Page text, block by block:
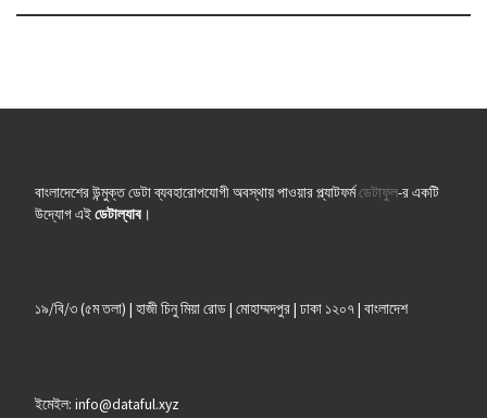
বাংলাদেশের উন্মুক্ত ডেটা ব্যবহারোপযোগী অবস্থায় পাওয়ার প্ল্যাটফর্মডেটাফুল-র একটি
উদ্যোগ এইডেটাল্যাব।
১৯/বি/৩ (৫ম তলা) | হাজী চিনু মিয়া রোড | মোহাম্মদপুর | ঢাকা ১২০৭ | বাংলাদেশ
ইমেইল: info@dataful.xyz